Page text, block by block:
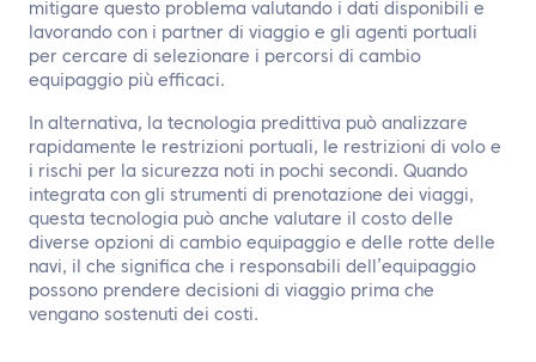
mitigare questo problema valutando i dati disponibili e
lavorando con i partner di viaggio e gli agenti portuali
per cercare di selezionare i percorsi di cambio
equipaggio più efficaci.
In alternativa, la tecnologia predittiva può analizzare
rapidamente le restrizioni portuali, le restrizioni di volo e
i rischi per la sicurezza noti in pochi secondi. Quando
integrata con gli strumenti di prenotazione dei viaggi,
questa tecnologia può anche valutare il costo delle
diverse opzioni di cambio equipaggio e delle rotte delle
navi, il che significa che i responsabili dell’equipaggio
possono prendere decisioni di viaggio prima che
vengano sostenuti dei costi.